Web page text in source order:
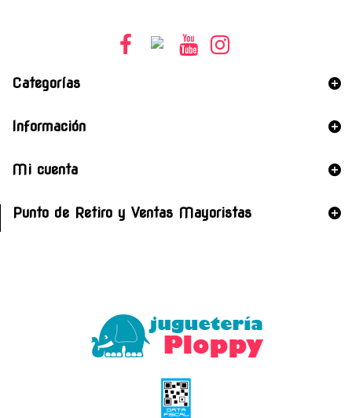
Categorías
Información
Mi cuenta
Punto de Retiro y Ventas Mayoristas